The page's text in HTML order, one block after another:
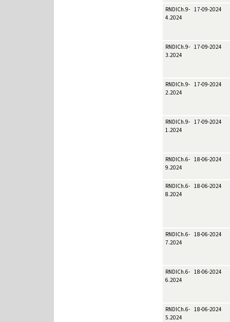
RNDICh.9-
4.2024
17-09-2024
RNDICh.9-
3.2024
17-09-2024
RNDICh.9-
2.2024
17-09-2024
RNDICh.9-
1.2024
17-09-2024
RNDICh.6-
9.2024
18-06-2024
RNDICh.6-
8.2024
18-06-2024
RNDICh.6-
7.2024
18-06-2024
RNDICh.6-
6.2024
18-06-2024
RNDICh.6-
5.2024
18-06-2024